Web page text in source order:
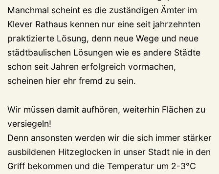
Manchmal scheint es die zuständigen Ämter im
Klever Rathaus kennen nur eine seit jahrzehnten
praktizierte Lösung, denn neue Wege und neue
städtbaulischen Lösungen wie es andere Städte
schon seit Jahren erfolgreich vormachen,
scheinen hier ehr fremd zu sein.
Wir müssen damit aufhören, weiterhin Flächen zu
versiegeln!
Denn ansonsten werden wir die sich immer stärker
ausbildenen Hitzeglocken in unser Stadt nie in den
Griff bekommen und die Temperatur um 2-3°C